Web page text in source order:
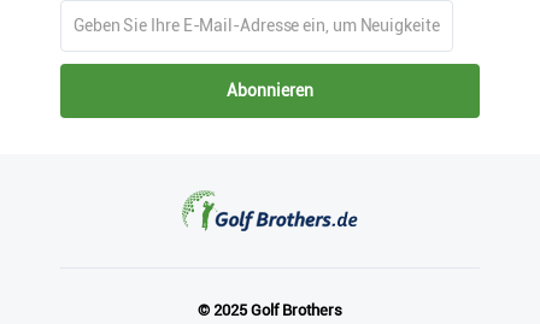
Abonnieren
© 2025 Golf Brothers